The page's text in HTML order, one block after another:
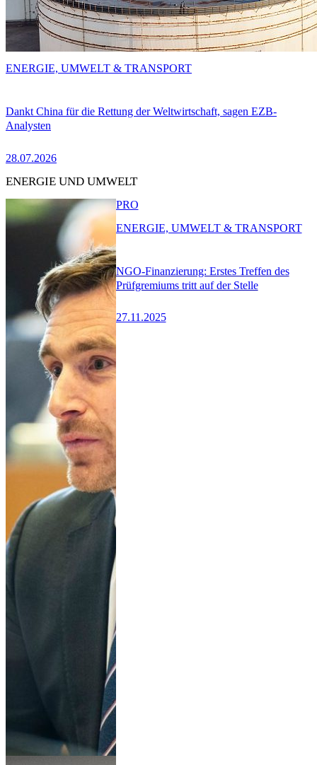
Dankt China für die Rettung der Weltwirtschaft, sagen EZB-
Analysten
28.07.2026
ENERGIE, UMWELT & TRANSPORT
ENERGIE UND UMWELT
NGO-Finanzierung: Erstes Treffen des
Prüfgremiums tritt auf der Stelle
27.11.2025
PRO
ENERGIE, UMWELT & TRANSPORT